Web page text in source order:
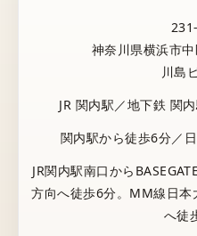
神奈川県横浜市
川島
JR 関内駅／地下鉄 関
関内駅から徒歩6分／
JR関内駅南口から
方向へ徒歩6分。MM線日
へ徒